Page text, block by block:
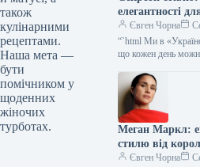
також
кулінарними
рецептами.
Наша мета —
бути
помічником у
щоденних
жіночих
турботах.
елегантності
топ-стилістки
Євген Чорна
“`html Ми в
що кожен день
трішки натхнення.
розбираємося…
Меган Маркл:
стилю від
до тренду тихої
Євген Чорна